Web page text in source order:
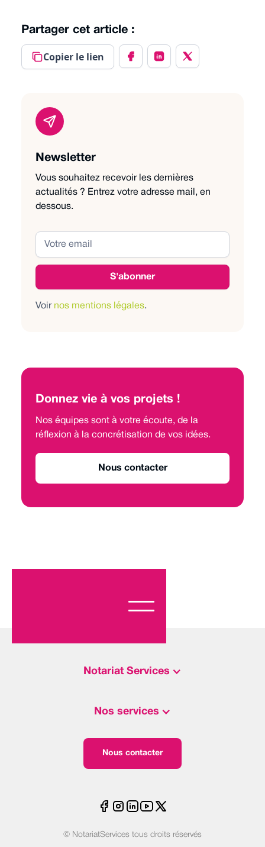
Partager cet article :
Copier le lien
Newsletter
Vous souhaitez recevoir les dernières
actualités ? Entrez votre adresse mail, en
dessous.
Voir nos mentions légales.
Donnez vie à vos projets !
Nos équipes sont à votre écoute, de la
réflexion à la concrétisation de vos idées.
Nous contacter
Notariat Services
Nos services
Nous contacter
© NotariatServices tous droits réservés